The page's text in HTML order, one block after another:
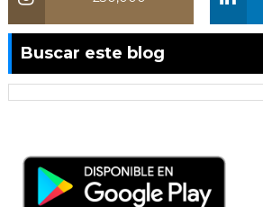
Buscar este blog